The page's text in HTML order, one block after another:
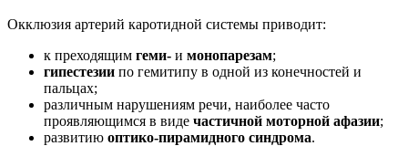
Окклюзия артерий каротидной системы приводит:
к преходящим геми- и монопарезам;
гипестезии по гемитипу в одной из конечностей и
пальцах;
различным нарушениям речи, наиболее часто
проявляющимся в виде частичной моторной афазии;
развитию оптико-пирамидного синдрома.